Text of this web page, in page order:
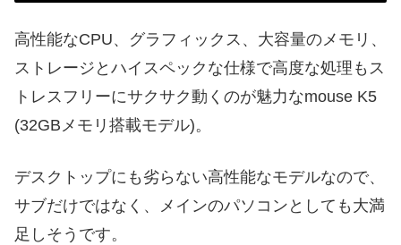
高性能なCPU、グラフィックス、大容量のメモリ、
ストレージとハイスペックな仕様で高度な処理もス
トレスフリーにサクサク動くのが魅力なmouse K5
(32GBメモリ搭載モデル)。
デスクトップにも劣らない高性能なモデルなので、
サブだけではなく、メインのパソコンとしても大満
足しそうです。